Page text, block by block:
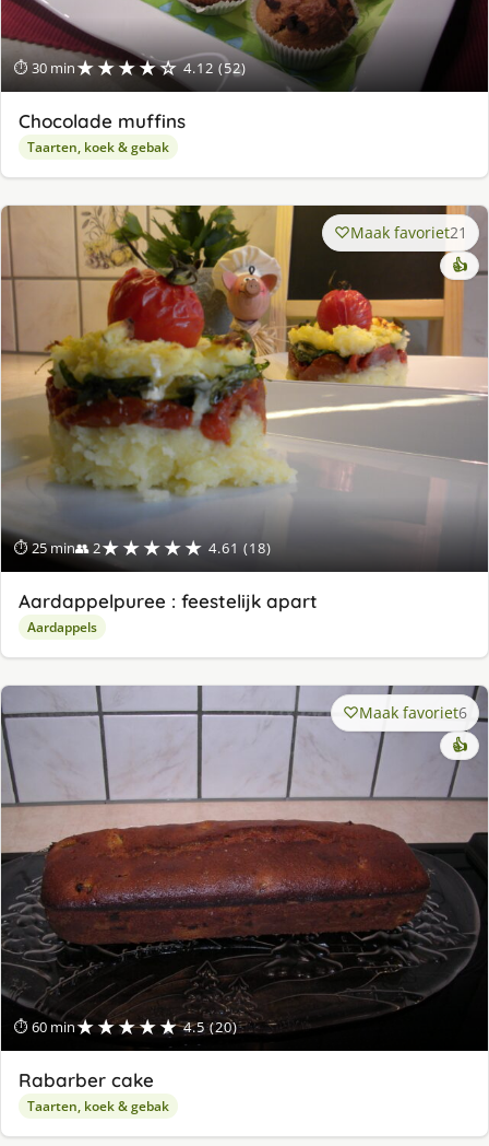
⏱ 30 min★★★★☆ 4.12 (52)
Chocolade muffins
Taarten, koek & gebak
⏱ 25 min👥 2★★★★★ 4.61 (18)
Maak favoriet21
👍
Aardappelpuree : feestelijk apart
Aardappels
⏱ 60 min★★★★★ 4.5 (20)
Maak favoriet6
👍
Rabarber cake
Taarten, koek & gebak